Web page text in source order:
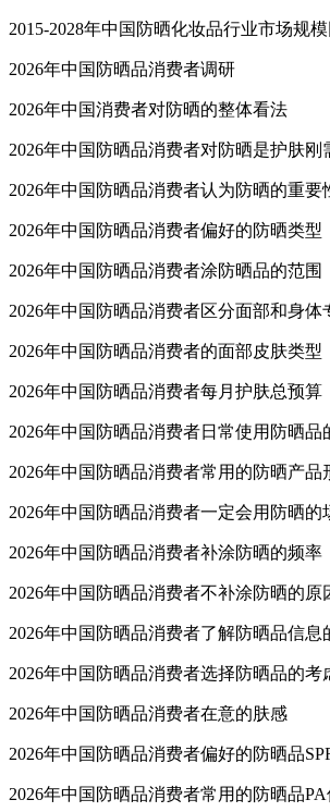
2015-2028年中国防晒化妆品行业市场规
2026年中国防晒品消费者调研
2026年中国消费者对防晒的整体看法
2026年中国防晒品消费者对防晒是护肤刚
2026年中国防晒品消费者认为防晒的重要
2026年中国防晒品消费者偏好的防晒类型
2026年中国防晒品消费者涂防晒品的范围
2026年中国防晒品消费者区分面部和身体
2026年中国防晒品消费者的面部皮肤类型
2026年中国防晒品消费者每月护肤总预算
2026年中国防晒品消费者日常使用防晒品
2026年中国防晒品消费者常用的防晒产品
2026年中国防晒品消费者一定会用防晒的
2026年中国防晒品消费者补涂防晒的频率
2026年中国防晒品消费者不补涂防晒的原
2026年中国防晒品消费者了解防晒品信息
2026年中国防晒品消费者选择防晒品的考
2026年中国防晒品消费者在意的肤感
2026年中国防晒品消费者偏好的防晒品
2026年中国防晒品消费者常用的防晒品PA